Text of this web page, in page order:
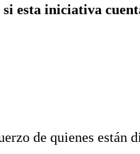
si esta iniciativa
de quienes están